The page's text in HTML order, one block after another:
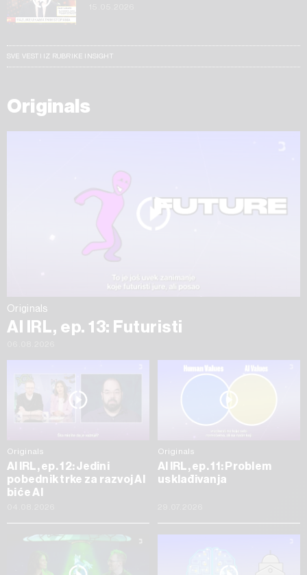
SVE VESTI IZ RUBRIKE INSIGHT
Originals
Originals
AI IRL, ep. 13: Futuristi
Originals
AI IRL, ep. 12: Jedini
pobednik trke za razvoj AI
biće AI
Originals
AI IRL, ep. 11: Problem
usklađivanja